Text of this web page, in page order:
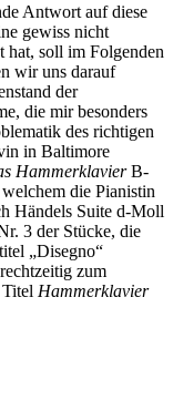
Antwort auf diese
gewiss nicht
hat, soll im Folgenden
wir uns darauf
der
die mir besonders
des richtigen
in Baltimore
HammerklavierB-
die Pianistin
Händels Suite d-Moll
3 der Stücke, die
„Disegno“
zum
Hammerklavier